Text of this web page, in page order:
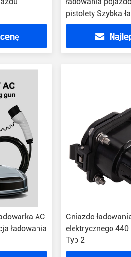
pistolety Szybka
AC
ładowania
Gniazdo
elektrycznego 440
Typ 2